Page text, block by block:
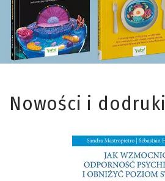
Nowości i dodruki